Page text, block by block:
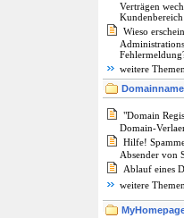
Verträgen
Kundenbereich
Wieso
weitere Themen
"Domain
Domain-
Hilfe!
Absender von
Ablauf eines
weitere Themen